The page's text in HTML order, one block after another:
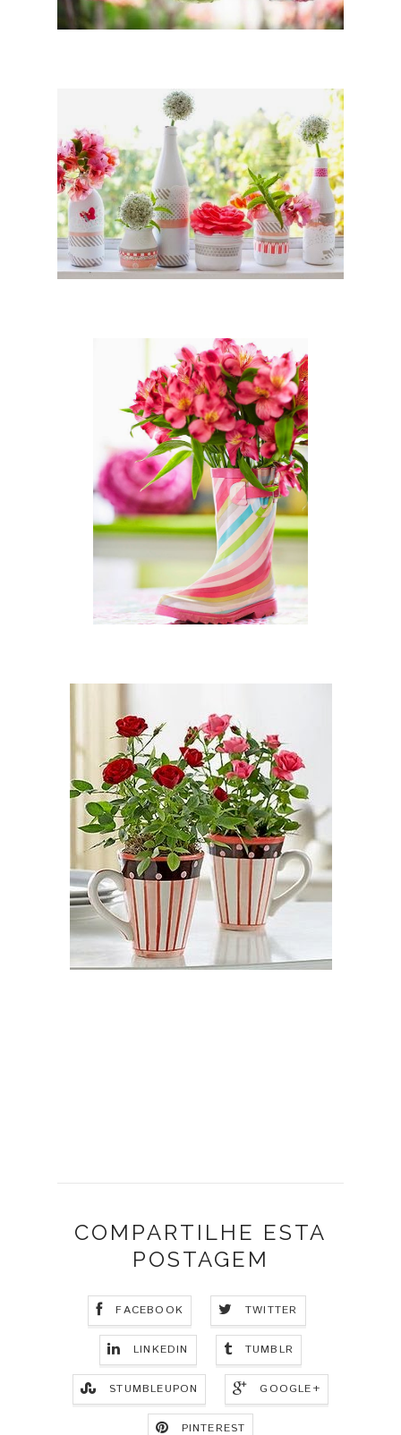
COMPARTILHE ESTA
POSTAGEM
FACEBOOK TWITTER
LINKEDIN TUMBLR
STUMBLEUPON GOOGLE+
PINTEREST